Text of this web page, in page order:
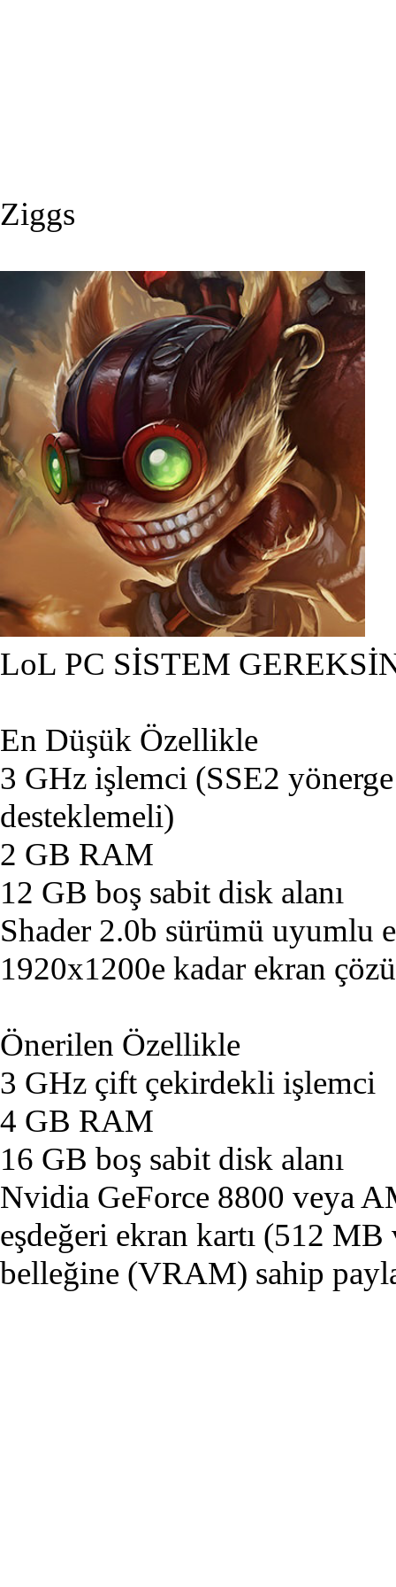
Ziggs
LoL PC SİSTEM
En Düşük Özellikle
3 GHz işlemci (SSE2
desteklemeli)
2 GB RAM
12 GB boş sabit disk alanı
Shader 2.0b sürümü uyumlu
1920x1200e kadar ekran
Önerilen Özellikle
3 GHz çift çekirdekli işlemci
4 GB RAM
16 GB boş sabit disk alanı
Nvidia GeForce 8800 veya
eşdeğeri ekran kartı (512 MB
belleğine (VRAM) sahip